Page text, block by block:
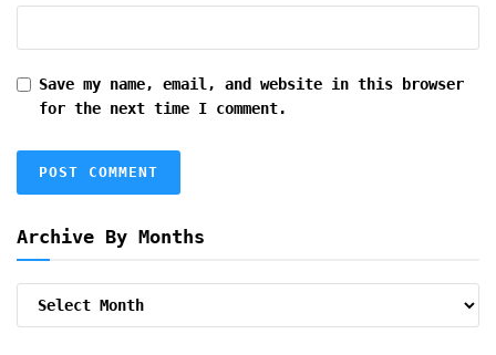
Save my name, email, and website in this browser
for the next time I comment.
Archive By Months